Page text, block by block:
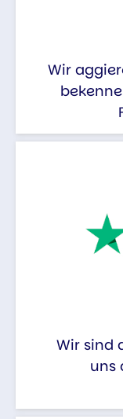
Wir
Wir sind
uns